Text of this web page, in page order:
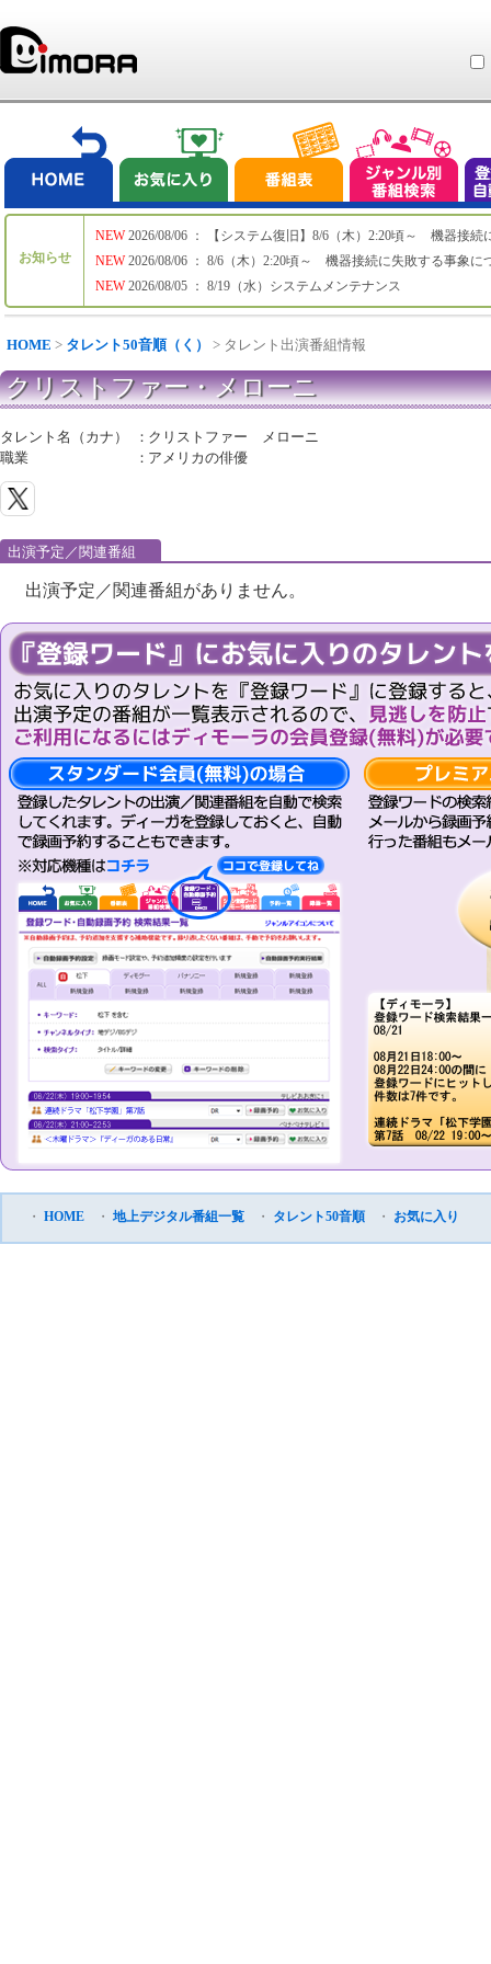
お知らせ
NEW
NEW
NEW
2026/08/06 ： 【システム復旧】8/6（木）2:20頃～ 機器接続
2026/08/06 ： 8/6（木）2:20頃～ 機器接続に失敗する事象に
2026/08/05 ： 8/19（水）システムメンテナンス
HOME > タレント50音順（く） > タレント出演番組情報
クリストファー・メローニ
タレント名（カナ） ： クリストファー メローニ
職業
： アメリカの俳優
出演予定／関連番組
出演予定／関連番組がありません。
・ HOME ・ 地上デジタル番組一覧 ・ タレント50音順 ・ お気に入り